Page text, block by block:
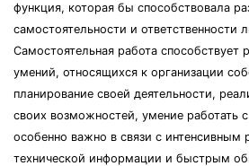
функция, которая бы способствовала
самостоятельности и ответственности
Самостоятельная работа способствует
умений, относящихся к организации
планирование своей деятельности,
своих возможностей, умение работать
особенно важно в связи с интенсивным
технической информации и быстрым